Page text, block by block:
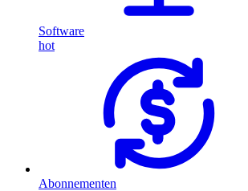
Software
hot
Abonnementen